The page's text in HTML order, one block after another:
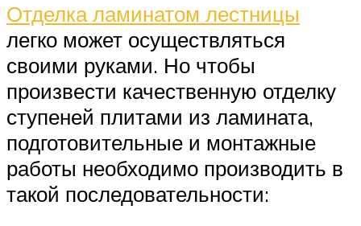
Отделка ламинатом лестницы
легко может осуществляться
своими руками. Но чтобы
произвести качественную отделку
ступеней плитами из ламината,
подготовительные и монтажные
работы необходимо производить в
такой последовательности: